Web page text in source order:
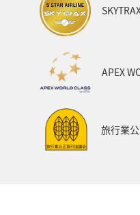
APEX
旅行業